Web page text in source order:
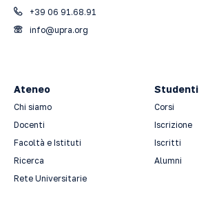
+39 06 91.68.91
info@upra.org
Ateneo
Chi siamo
Docenti
Facoltà e Istituti
Ricerca
Rete Universitarie
Studenti
Corsi
Iscrizione
Iscritti
Alumni